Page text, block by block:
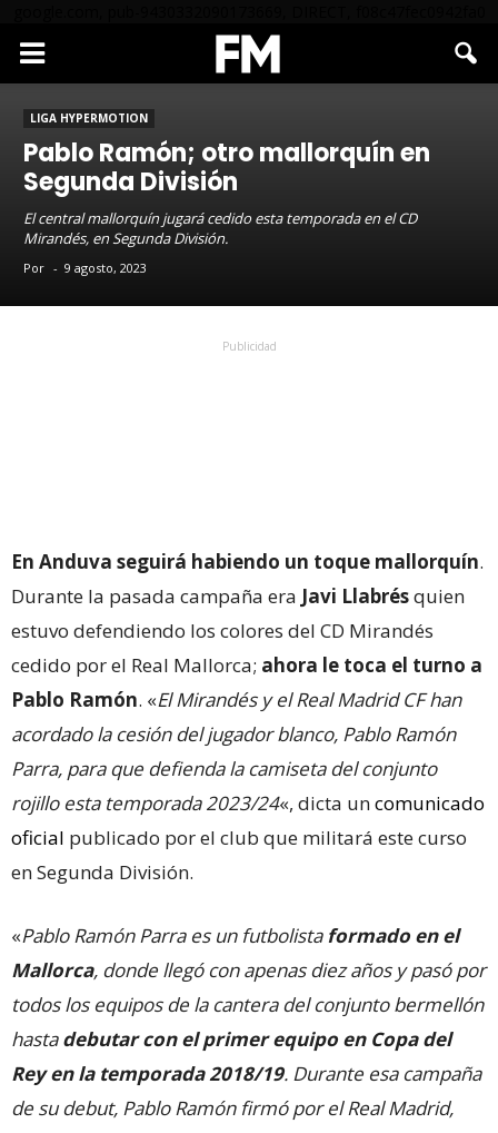
LIGA HYPERMOTION
Pablo Ramón; otro mallorquín en
Segunda División
El central mallorquín jugará cedido esta temporada en el CD
Mirandés, en Segunda División.
Por - 9 agosto, 2023
Publicidad
En Anduva seguirá habiendo un toque mallorquín.
Durante la pasada campaña era Javi Llabrésquien
estuvo defendiendo los colores del CD Mirandés
cedido por el Real Mallorca; ahora le toca el turno a
Pablo Ramón. «El Mirandés y el Real Madrid CF han
acordado la cesión del jugador blanco, Pablo Ramón
Parra, para que defienda la camiseta del conjunto
rojillo esta temporada 2023/24«, dicta uncomunicado
oficial publicado por el club que militará este curso
en Segunda División.
«Pablo Ramón Parra es un futbolistaformado en el
Mallorca, donde llegó con apenas diez años y pasó por
todos los equipos de la cantera del conjunto bermellón
hastadebutar con el primer equipo en Copa del
Rey en la temporada 2018/19. Durante esa campaña
de su debut, Pablo Ramón firmó por el Real Madrid,